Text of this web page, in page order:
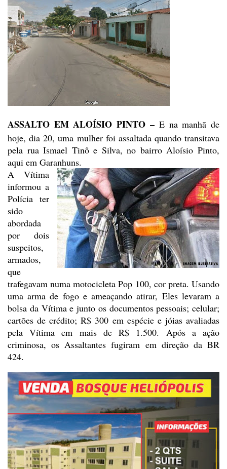
ASSALTO EM ALOÍSIO PINTO – E na manhã de
hoje, dia 20, uma mulher foi assaltada quandotransitava
pela rua Ismael Tinô e Silva, no bairro Aloísio Pinto,
aqui em Garanhuns.
A Vítima
informou a
Polícia ter
sido
abordada
por dois
suspeitos,
armados,
que
trafegavam numa motocicleta Pop 100, cor preta. Usando
uma arma de fogo e ameaçando atirar, Eles levaram a
bolsa da Vítima e junto os documentospessoais; celular;
cartões de crédito; R$ 300 em espécie e jóias avaliadas
pela Vítima em mais de R$ 1.500. Após a ação
criminosa, os Assaltantes fugiram emdireção da BR
424.